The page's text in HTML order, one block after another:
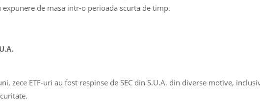
de masa intr-o perioada scurta de timp.
zece ETF-uri au fost respinse de SEC din S.U.A. din diverse motive,